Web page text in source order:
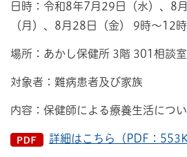
日時：令和8年7月29日（水）、8
（月）、8月28日（金） 9時～12
場所：あかし保健所 3階 301相談室
対象者：難病患者及び家族
内容：保健師による療養生活につ
詳細はこちら（PDF：